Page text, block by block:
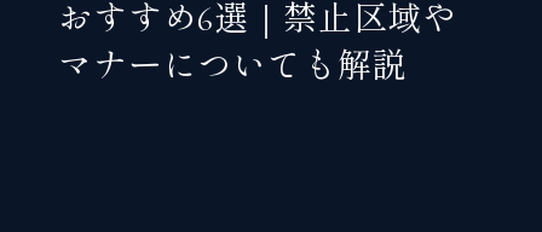
おすすめ6選｜禁止区域や
マナーについても解説